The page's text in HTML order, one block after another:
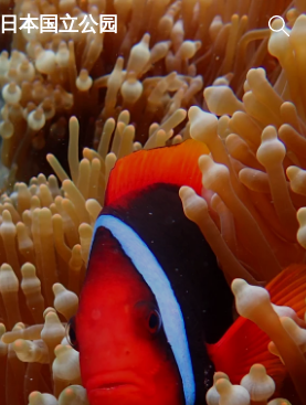
日本国立公园